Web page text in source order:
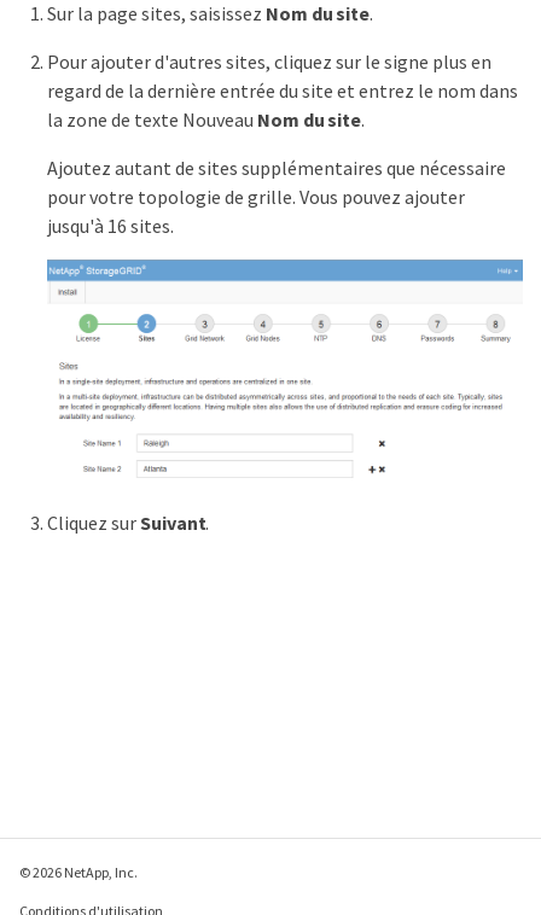
Sur la page sites, saisissez Nom du site.
Pour ajouter d'autres sites, cliquez sur le signe plus en
regard de la dernière entrée du site et entrez le nom dans
la zone de texte Nouveau Nom du site.
Ajoutez autant de sites supplémentaires que nécessaire
pour votre topologie de grille. Vous pouvez ajouter
jusqu'à 16 sites.
Cliquez surSuivant.
© 2026 NetApp, Inc.
Conditions d'utilisation